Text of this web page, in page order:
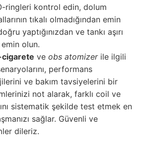
ringleri kontrol edin, dolum
tıkalı olmadığından emin
yaptığınızdan ve tankı aşırı
emin olun.
cigarete ve obs atomizerile ilgili
performans
ve bakım tavsiyelerini bir
not alarak, farklı coil ve
sistematik şekilde test etmek en
sağlar. Güvenli ve
dileriz.